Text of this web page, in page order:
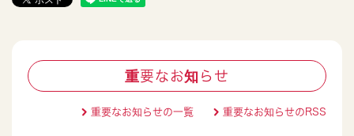
重要なお知らせ
重要なお知らせの一覧 重要なお知らせのRSS